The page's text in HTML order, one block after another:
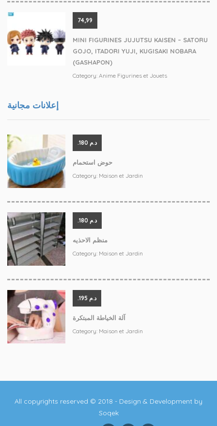
74,99
MINI FIGURINES JUJUTSU KAISEN – SATORU
GOJO, ITADORI YUJI, KUGISAKI NOBARA
(GASHAPON)
Category: Anime Figurines et Jouets
إعلانات مجانية
.د.م 180
حوض استحمام
Category: Maison et Jardin
.د.م 180
منظم الاحذيه
Category: Maison et Jardin
.د.م 195
آلة الخياطة المبتكرة
Category: Maison et Jardin
All copyrights reserved © 2018 - Design & Development by
Soqek